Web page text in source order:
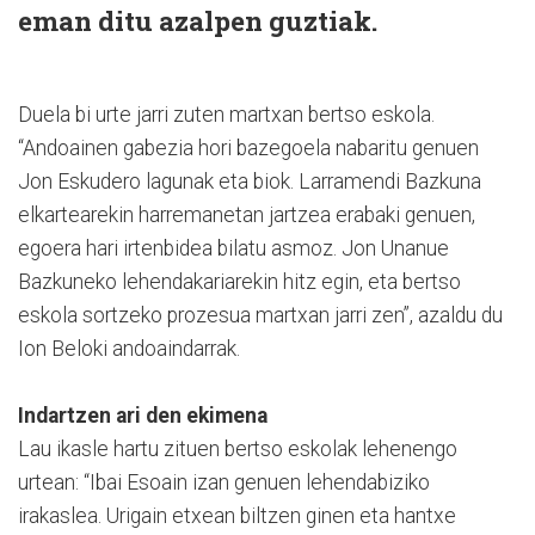
eman ditu azalpen guztiak.
Duela bi urte jarri zuten martxan bertso eskola.
“Andoainen gabezia hori bazegoela nabaritu genuen
Jon Eskudero lagunak eta biok. Larramendi Bazkuna
elkartearekin harremanetan jartzea erabaki genuen,
egoera hari irtenbidea bilatu asmoz. Jon Unanue
Bazkuneko lehendakariarekin hitz egin, eta bertso
eskola sortzeko prozesua martxan jarri zen”, azaldu du
Ion Beloki andoaindarrak.
Indartzen ari den ekimena
Lau ikasle hartu zituen bertso eskolak lehenengo
urtean: “Ibai Esoain izan genuen lehendabiziko
irakaslea. Urigain etxean biltzen ginen eta hantxe